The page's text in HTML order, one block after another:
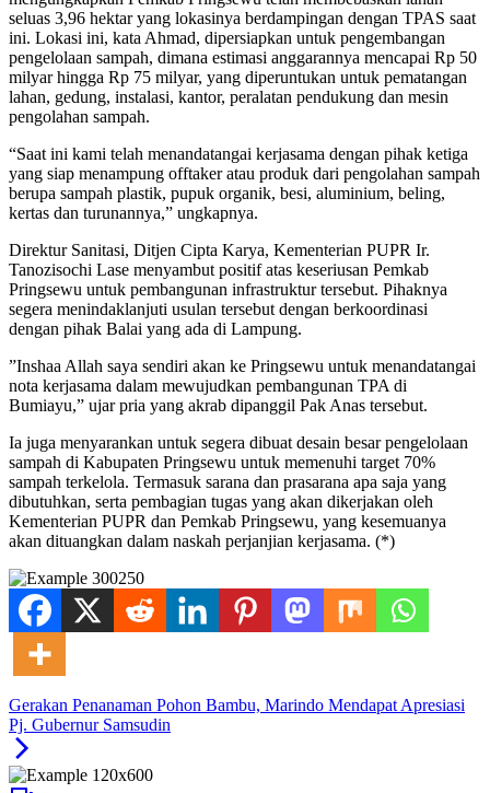
seluas 3,96 hektar yang lokasinya berdampingan dengan TPAS saat
ini. Lokasi ini, kata Ahmad, dipersiapkan untuk pengembangan
pengelolaan sampah, dimana estimasi anggarannya mencapai Rp 50
milyar hingga Rp 75 milyar, yang diperuntukan untuk pematangan
lahan, gedung, instalasi, kantor, peralatan pendukung dan mesin
pengolahan sampah.
“Saat ini kami telah menandatangai kerjasama dengan pihak ketiga
yang siap menampung offtaker atau produk dari pengolahan sampah
berupa sampah plastik, pupuk organik, besi, aluminium, beling,
kertas dan turunannya,” ungkapnya.
Direktur Sanitasi, Ditjen Cipta Karya, Kementerian PUPR Ir.
Tanozisochi Lase menyambut positif atas keseriusan Pemkab
Pringsewu untuk pembangunan infrastruktur tersebut. Pihaknya
segera menindaklanjuti usulan tersebut dengan berkoordinasi
dengan pihak Balai yang ada di Lampung.
”Inshaa Allah saya sendiri akan ke Pringsewu untuk menandatangai
nota kerjasama dalam mewujudkan pembangunan TPA di
Bumiayu,” ujar pria yang akrab dipanggil Pak Anas tersebut.
Ia juga menyarankan untuk segera dibuat desain besar pengelolaan
sampah di Kabupaten Pringsewu untuk memenuhi target 70%
sampah terkelola. Termasuk sarana dan prasarana apa saja yang
dibutuhkan, serta pembagian tugas yang akan dikerjakan oleh
Kementerian PUPR dan Pemkab Pringsewu, yang kesemuanya
akan dituangkan dalam naskah perjanjian kerjasama. (*)
Gerakan Penanaman Pohon Bambu, Marindo Mendapat Apresiasi
Pj. Gubernur Samsudin